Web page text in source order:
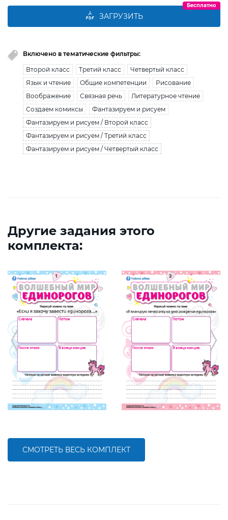
ЗАГРУЗИТЬ
Бесплатно
Включено в тематические фильтры:
Второй класс Третий класс
Четвертый класс
Язык и чтение
Общие компетенции
Рисование
Воображение
Связная речь
Литературное чтение
Создаем комиксы
Фантазируем и рисуем
Фантазируем и рисуем / Второй класс
Фантазируем и рисуем / Третий класс
Фантазируем и рисуем / Четвертый класс
Другие задания этого
комплекта:
СМОТРЕТЬ ВЕСЬ КОМПЛЕКТ